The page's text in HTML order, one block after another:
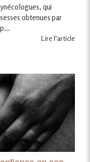
qui
obtenues par
Lire l'article